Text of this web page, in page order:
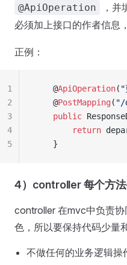
@ApiOperation
，并
必须加上接口的作者信息
正例：
    @
ApiOperation( "
    @
PostMapping( "/
    public
        return
    }
1
2
3
4
5
4）controller 每个方
controller 在mvc中负责
色，所以要保持代码少量
不做任何的业务逻辑操